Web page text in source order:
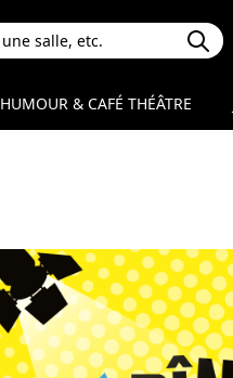
HUMOUR & CAFÉ THÉÂTRE